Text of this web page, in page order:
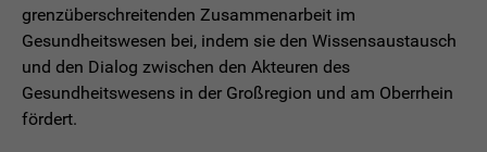
grenzüberschreitenden Zusammenarbeit im
Gesundheitswesen bei, indem sie den Wissensaustausch
und den Dialog zwischen den Akteuren des
Gesundheitswesens in der Großregion und am Oberrhein
fördert.